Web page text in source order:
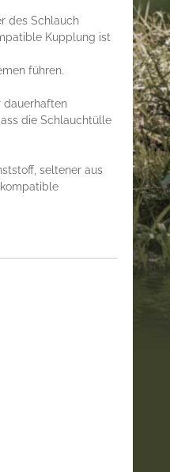
des Schlauch
Kupplung ist
führen.
dauerhaften
die Schlauchtülle
seltener aus